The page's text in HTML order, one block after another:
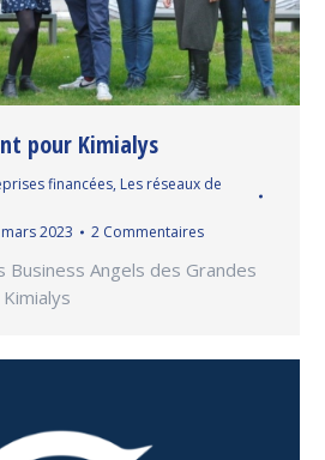
pour Kimialys
financées, Les réseaux de
2023 2 Commentaires
Business Angels des Grandes